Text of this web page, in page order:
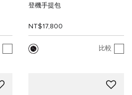
登機手提包
NT$17,800
比較